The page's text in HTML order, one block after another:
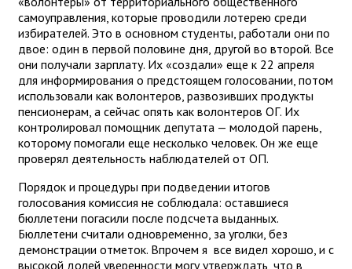
самоуправления, которые проводили лотерею среди
избирателей. Это в основном студенты, работали они по
двое: один в первой половине дня, другой во второй. Все
они получали зарплату. Их «создали» еще к 22 апреля
для информирования о предстоящем голосовании, потом
использовали как волонтеров, развозивших продукты
пенсионерам, а сейчас опять как волонтеров ОГ. Их
контролировал помощник депутата — молодой парень,
которому помогали еще несколько человек. Он же еще
проверял деятельность наблюдателей от ОП.
Порядок и процедуры при подведении итогов
голосования комиссия не соблюдала: оставшиеся
бюллетени погасили после подсчета выданных.
Бюллетени считали одновременно, за уголки, без
демонстрации отметок. Впрочем я все видел хорошо, и с
высокой долей уверенности могу утверждать, что в